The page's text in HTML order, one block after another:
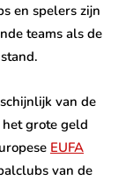
en spelers zijn
teams als de
van de
grote geld
EUFA
van de